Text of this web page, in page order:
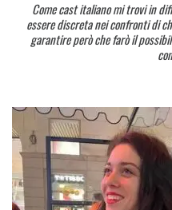
Come cast italiano mi trovi in
essere discreta nei confronti di
garantire però che farò il